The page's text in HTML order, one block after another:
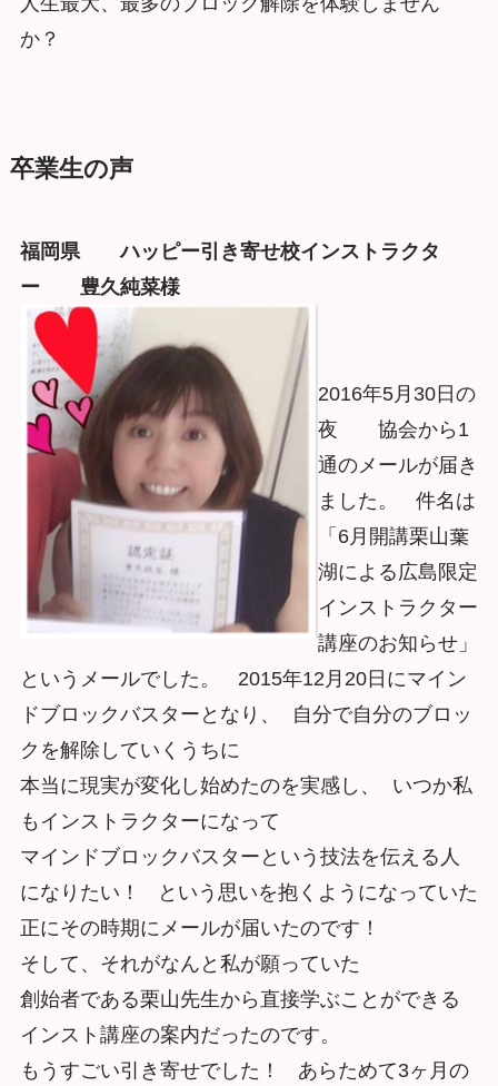
か？
卒業生の声
福岡県 ハッピー引き寄せ校インストラクタ
ー 豊久純菜様
2016年5月30⽇の
夜 協会から1
通のメールが届き
ました。 件名は
「6⽉開講栗山葉
湖による広島限定
インストラクター
講座のお知らせ」
というメールでした。 2015年12月20日にマイン
ドブロックバスターとなり、 自分で自分のブロッ
クを解除していくうちに
本当に現実が変化し始めたのを実感し、 いつか私
もインストラクターになって
マインドブロックバスターという技法を伝える人
になりたい！ という思いを抱くようになっていた
正にその時期にメールが届いたのです！
そして、それがなんと私が願っていた
創始者である栗山先⽣から直接学ぶことができる
インスト講座の案内だったのです。
もうすごい引き寄せでした！ あらためて3ヶ⽉の